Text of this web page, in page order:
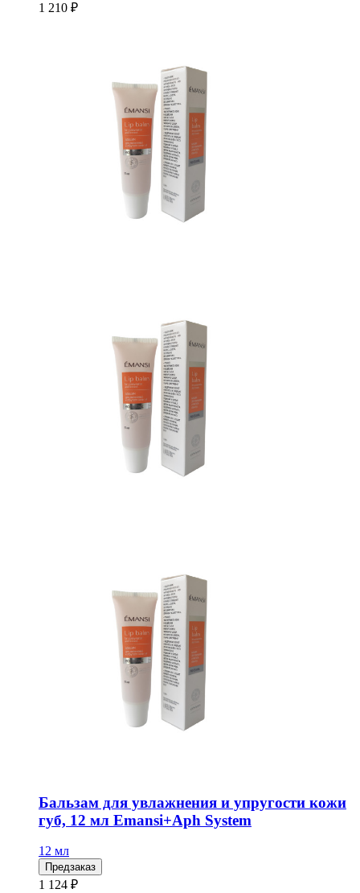
1 210 ₽
Бальзам для увлажнения и упругости кожи
губ, 12 мл Emansi+Aph System
12 мл
Предзаказ
1 124 ₽